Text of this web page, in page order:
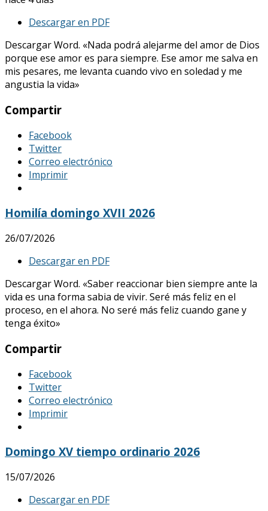
Descargar en PDF
Descargar Word. «Nada podrá alejarme del amor de Dios
porque ese amor es para siempre. Ese amor me salva en
mis pesares, me levanta cuando vivo en soledad y me
angustia la vida»
Compartir
Facebook
Twitter
Correo electrónico
Imprimir
Homilía domingo XVII 2026
26/07/2026
Descargar en PDF
Descargar Word. «Saber reaccionar bien siempre ante la
vida es una forma sabia de vivir. Seré más feliz en el
proceso, en el ahora. No seré más feliz cuando gane y
tenga éxito»
Compartir
Facebook
Twitter
Correo electrónico
Imprimir
Domingo XV tiempo ordinario 2026
15/07/2026
Descargar en PDF